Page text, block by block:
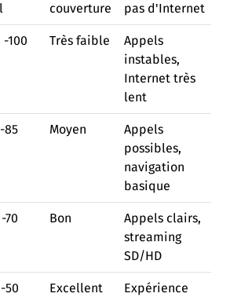
couverture
pas d'Internet
-100
Très faible
Appels
instables,
Internet très
lent
85
Moyen
Appels
possibles,
navigation
basique
70
Bon
Appels clairs,
streaming
SD/HD
50
Excellent
Expérience